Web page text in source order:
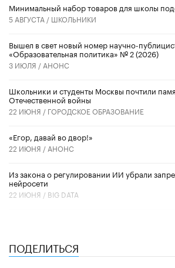
Минимальный набор товаров для школы
5 АВГУСТА / ШКОЛЬНИКИ
Вышел в свет новый номер научно-
«Образовательная политика» № 2 (2026)
3 ИЮЛЯ / АНОНС
Школьники и студенты Москвы почтили
Отечественной войны
22 ИЮНЯ / ГОРОДСКОЕ ОБРАЗОВАНИЕ
«Егор, давай во двор!»
22 ИЮНЯ / АНОНС
Из закона о регулировании ИИ убрали
нейросети
22 ИЮНЯ / BIG DATA
ПОДЕЛИТЬСЯ